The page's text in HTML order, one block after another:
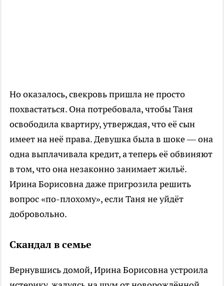
Но оказалось, свекровь пришла не просто
похвастаться. Она потребовала, чтобы Таня
освободила квартиру, утверждая, что её сын
имеет на неё права. Девушка была в шоке — она
одна выплачивала кредит, а теперь её обвиняют
в том, что она незаконно занимает жильё.
Ирина Борисовна даже пригрозила решить
вопрос «по-плохому», если Таня не уйдёт
добровольно.
Скандал в семье
Вернувшись домой, Ирина Борисовна устроила